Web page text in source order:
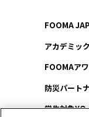
FOOMA
アカデミッ
FOOMAア
防災パート
学生対象